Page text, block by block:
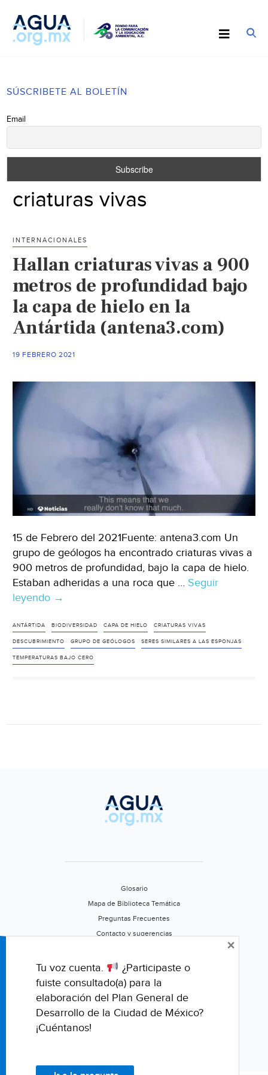
SÚSCRIBETE AL BOLETÍN
Email
criaturas vivas
INTERNACIONALES
Hallan criaturas vivas a 900
metros de profundidad bajo
la capa de hielo en la
Antártida (antena3.com)
19 FEBRERO 2021
15 de Febrero del 2021Fuente: antena3.com Un
grupo de geólogos ha encontrado criaturas vivas a
900 metros de profundidad, bajo la capa de hielo.
Estaban adheridas a una roca que … Seguir
leyendo Hallan
vivas
a
900
→
ANTÁRTIDA BIODIVERSIDAD CAPA DE HIELO CRIATURAS VIVAS
DESCUBRIMIENTO GRUPO DE GEÓLOGOS SERES SIMILARES A LAS ESPONJAS
TEMPERATURAS BAJO CERO
Glosario
Mapa de Biblioteca Temática
Preguntas Frecuentes
Contacto y sugerencias
Califica este portal
Tu voz cuenta.
¿Participaste o
fuiste consultado(a) para la
elaboración del Plan General de
Desarrollo de la Ciudad de México?
¡Cuéntanos!
×